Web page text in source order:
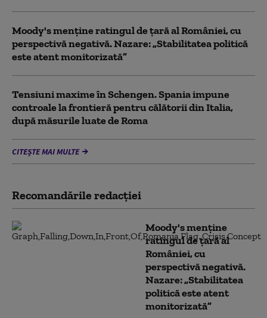
Moody's menține ratingul de țară al României, cu
perspectivă negativă. Nazare: „Stabilitatea politică
este atent monitorizată”
Tensiuni maxime în Schengen. Spania impune
controale la frontieră pentru călătorii din Italia,
după măsurile luate de Roma
CITEȘTE MAI MULTE
Recomandările redacţiei
Moody's menține
ratingul de țară al
României, cu
perspectivă negativă.
Nazare: „Stabilitatea
politică este atent
monitorizată”